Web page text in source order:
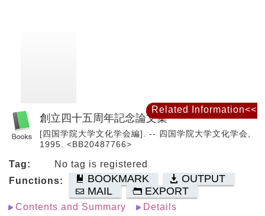
創立四十五周年記念論文集
[四国学院大学文化学会編]. -- 四国学院大学文化学会,
1995. <BB20487766>
Tag:
No tag is registered
Functions:
BOOKMARK
OUTPUT
MAIL
EXPORT
Contents and Summary Details
Related Information<<